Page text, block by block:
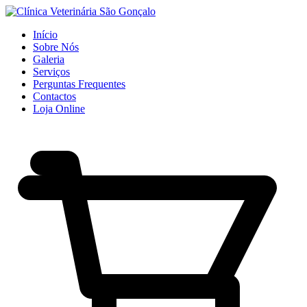
Início
Sobre Nós
Galeria
Serviços
Perguntas Frequentes
Contactos
Loja Online